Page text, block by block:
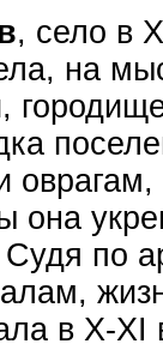
, село в
на
она
по
в Х-XI